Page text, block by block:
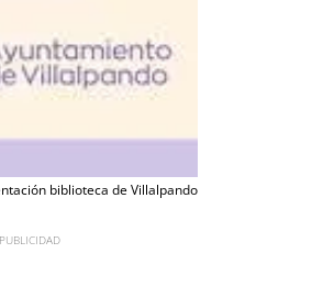
biblioteca de Villalpando